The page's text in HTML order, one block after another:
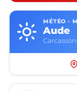
MÉTÉO ·
Aude